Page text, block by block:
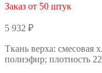
Заказ от 50 штук
5 932 ₽
Ткань верха: смесовая
полиэфир; плотность